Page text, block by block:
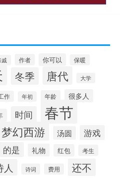
戚 作者 你可以 保暖
冬季 唐代 大学
作 年初 年龄 很多人
时间 春节
梦幻西游 汤圆 游戏
的是 礼物 红包 考生
人 诗词 费用 还不